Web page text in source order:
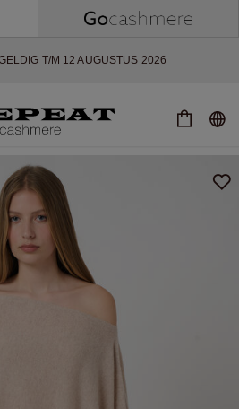
T/M 12 AUGUSTUS 2026
VOOR LIMITED EDITION
VAN TOEPASSING ZIJN
SEIZOEN
10% OFF SALE